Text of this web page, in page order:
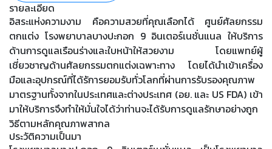
รายละเอียด
อิสระแห่งความงาม คือความสวยที่คุณเลือกได้ ศูนย์ศัลยกรรม
ตกแต่ง โรงพยาบาลบางปะกอก 9 อินเตอร์เนชั่นแนล ให้บริการ
ด้านการดูแลเรือนร่างและใบหน้าให้สวยงาม โดยแพทย์ผู้
เชี่ยวชาญด้านศัลยกรรมตกแต่งเฉพาะทาง โดยได้นำเข้าเครื่อง
มือและอุปกรณ์ที่ได้รัการยอมรับทั่วโลกที่ผ่านการรับรองคุณภาพ
มาตรฐานทั้งจากในประเทศและต่างประเทศ (อย. และ US FDA) เข้า
มาให้บริการจึงทำให้มั่นใจได้ว่าท่านจะได้รับการดูแลรักษาอย่างถูก
วิธีตามหลักคุณภาพสากล
ประวัติความเป็นมา